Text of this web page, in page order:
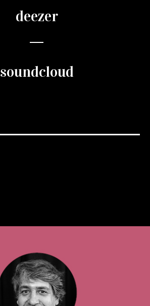
deezer
soundcloud